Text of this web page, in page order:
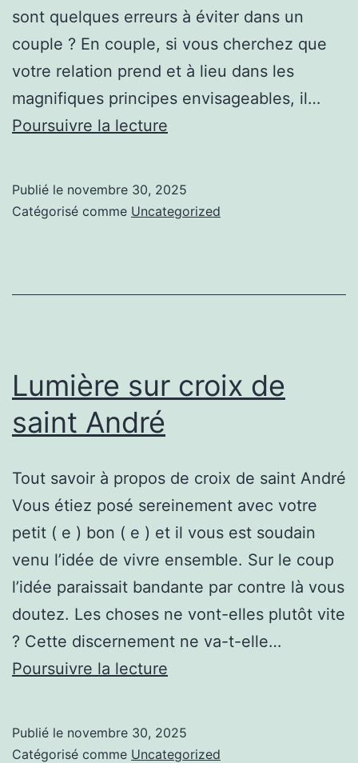
sont quelques erreurs à éviter dans un
couple ? En couple, si vous cherchez que
votre relation prend et à lieu dans les
magnifiques principes envisageables, il…
Poursuivre la lecture
croix
Publié le novembre 30, 2025
Catégorisé comme Uncategorized
Lumière sur croix de
saint André
Tout savoir à propos de croix de saint André
Vous étiez posé sereinement avec votre
petit ( e ) bon ( e ) et il vous est soudain
venu l’idée de vivre ensemble. Sur le coup
l’idée paraissait bandante par contre là vous
doutez. Les choses ne vont-elles plutôt vite
? Cette discernement ne va-t-elle…
Poursuivre la lecture
de
Publié le novembre 30, 2025
Catégorisé comme Uncategorized